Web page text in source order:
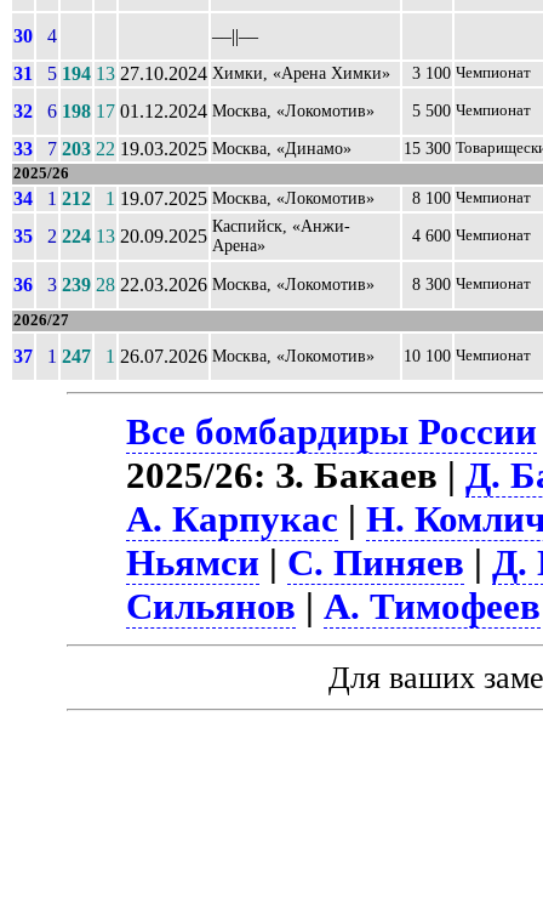
30 4
––||––
31
5 194 13 27.10.2024 Химки, «Арена Химки» 3 100 Чемпионат
32 6 198 17 01.12.2024 Москва, «Локомотив» 5 500 Чемпионат
33 7 203 22 19.03.2025 Москва, «Динамо» 15 300
2025/26
34 1 212 1 19.07.2025 Москва, «Локомотив» 8 100 Чемпионат
35 2 224 13 20.09.2025 Каспийск, «Анжи-
Арена»
4 600 Чемпионат
36 3 239 28 22.03.2026 Москва, «Локомотив» 8 300 Чемпионат
2026/27
37 1 247 1 26.07.2026 Москва, «Локомотив» 10 100 Чемпионат
Все бомбардиры России
2025/26: З. Бакаев |Д.
А. Карпукас |Н.
Ньямси | С. Пиняев |Д.
Сильянов |А. Тимофеев
Для ваших